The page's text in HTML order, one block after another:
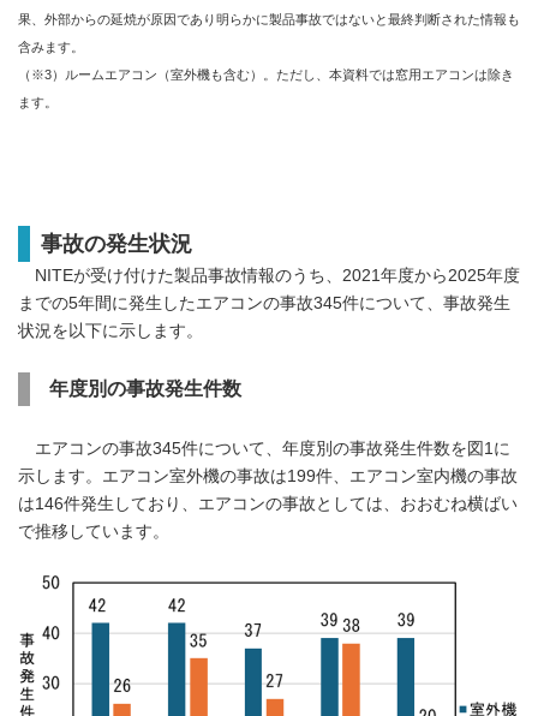
果、外部からの延焼が原因であり明らかに製品事故ではないと最終判断された情報も
含みます。
（※3）ルームエアコン（室外機も含む）。ただし、本資料では窓用エアコンは除き
ます。
事故の発生状況
NITEが受け付けた製品事故情報のうち、2021年度から2025年度
までの5年間に発生したエアコンの事故345件について、事故発生
状況を以下に示します。
年度別の事故発生件数
エアコンの事故345件について、年度別の事故発生件数を図1に
示します。エアコン室外機の事故は199件、エアコン室内機の事故
は146件発生しており、エアコンの事故としては、おおむね横ばい
で推移しています。